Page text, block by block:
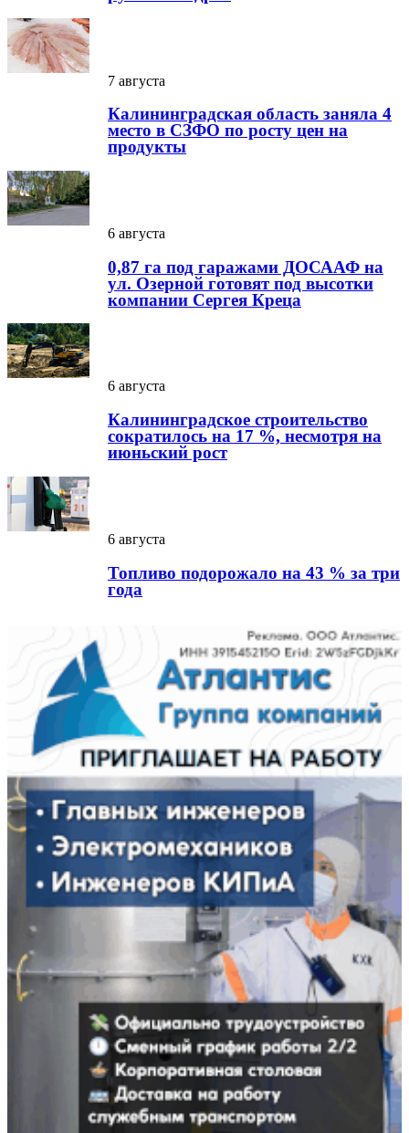
7 августа
Калининградская область заняла 4
место в СЗФО по росту цен на
продукты
6 августа
0,87 га под гаражами ДОСААФ на
ул. Озерной готовят под высотки
компании Сергея Креца
6 августа
Калининградское строительство
сократилось на 17 %, несмотря на
июньский рост
6 августа
Топливо подорожало на 43 % за три
года